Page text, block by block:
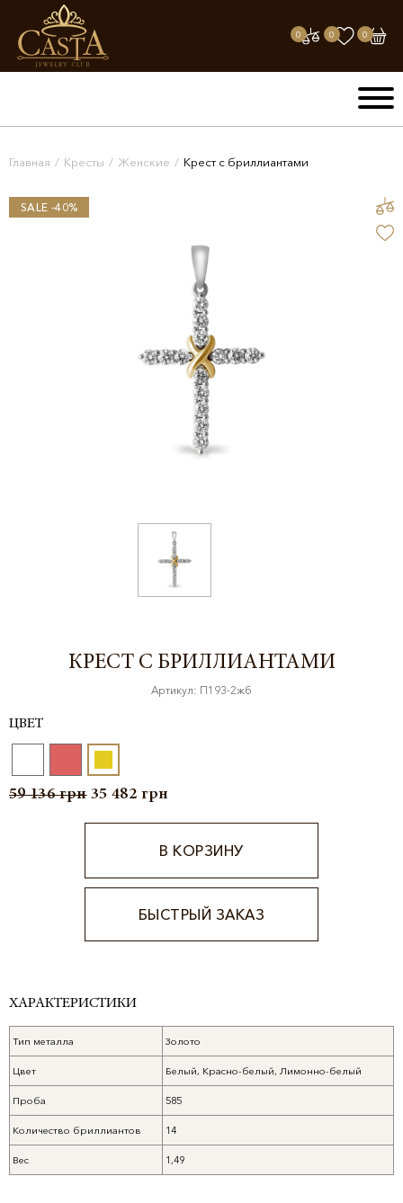
0 0 0
Главная / Кресты / Женские / Крест с бриллиантами
SALE -40%
КРЕСТ С БРИЛЛИАНТАМИ
Артикул: П193-2жб
ЦВЕТ
59 136грн 35 482 грн
В КОРЗИНУ
БЫСТРЫЙ ЗАКАЗ
ХАРАКТЕРИСТИКИ
Тип металла Золото
Цвет Белый, Красно-белый, Лимонно-белый
Проба 585
Количество бриллиантов 14
Вес 1,49